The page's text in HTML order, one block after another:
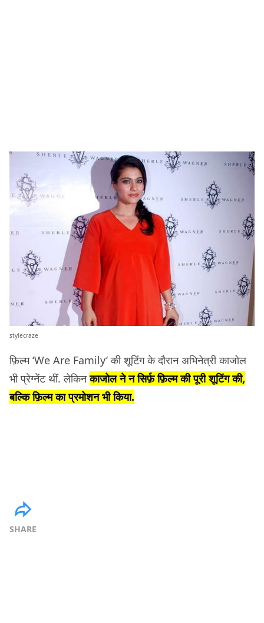
stylecraze
फ़िल्म ‘We Are Family’ की शूटिंग के दौरान अभिनेत्री काजोल
भी प्रेग्नेंट थीं. लेकिनकाजोल ने न सिर्फ़ फ़िल्म की पूरी शूटिंग की,
बल्कि फ़िल्म का प्रमोशन भी किया.
SHARE